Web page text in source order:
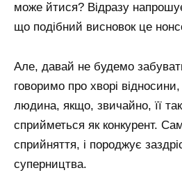
може йтися? Відразу
що подібний висновок це
Але, давай не будемо
говоримо про хворі
людина, якщо, звичайно, її
сприйметься як конкурент.
сприйняття, і породжує
суперництва.